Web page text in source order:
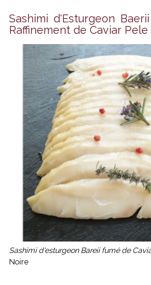
Sashimi d'Esturgeon
Raffinement de Caviar
Sashimi d'esturgeon Bareii fumé de
Noire